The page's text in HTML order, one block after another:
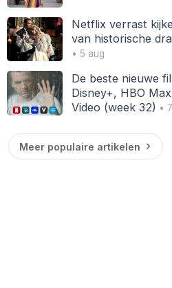
Netflix verrast
van historische
• 5 aug
De beste nieuwe
Disney+, HBO
Video (week 32) •
Meer populaire artikelen